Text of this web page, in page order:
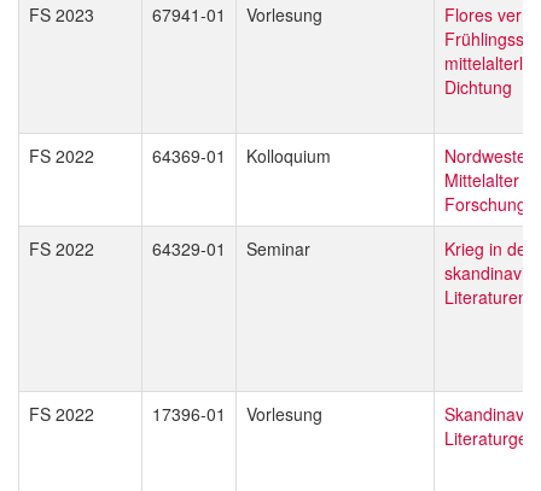
FS 2023 67941-01 Vorlesung
Flores
Dichtung
FS 2022 64369-01 Kolloquium
Mittelalter -
Forschung
FS 2022
64329-01 Seminar
Krieg in den
Literaturen
FS 2022 17396-01 Vorlesung